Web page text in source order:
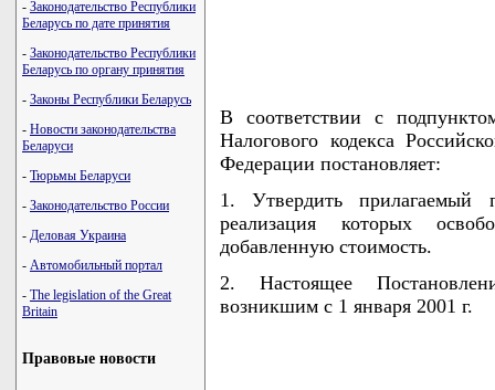
- Законодательство Республики
Беларусь по дате принятия
- Законодательство Республики
Беларусь по органу принятия
- Законы Республики Беларусь
- Новости законодательства
Беларуси
- Тюрьмы Беларуси
- Законодательство России
- Деловая Украина
- Автомобильный портал
- The legislation of the Great
Britain
Правовые новости
В соответствии с
Налогового кодекса
Федерации постановляет:
1. Утвердить прилагаемый
реализация которых
добавленную стоимость.
2. Настоящее
возникшим с 1 января 2001 г.